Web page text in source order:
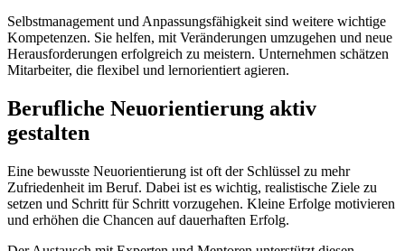
Selbstmanagement und Anpassungsfähigkeit sind weitere wichtige
Kompetenzen. Sie helfen, mit Veränderungen umzugehen und neue
Herausforderungen erfolgreich zu meistern. Unternehmen schätzen
Mitarbeiter, die flexibel und lernorientiert agieren.
Berufliche Neuorientierung aktiv
gestalten
Eine bewusste Neuorientierung ist oft der Schlüssel zu mehr
Zufriedenheit im Beruf. Dabei ist es wichtig, realistische Ziele zu
setzen und Schritt für Schritt vorzugehen. Kleine Erfolge motivieren
und erhöhen die Chancen auf dauerhaften Erfolg.